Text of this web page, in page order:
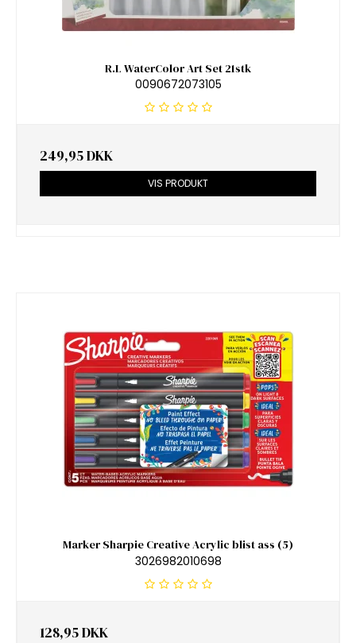
R.L WaterColor Art Set 21stk
0090672073105
249,95 DKK
VIS PRODUKT
Marker Sharpie Creative Acrylic blist ass (5)
3026982010698
128,95 DKK